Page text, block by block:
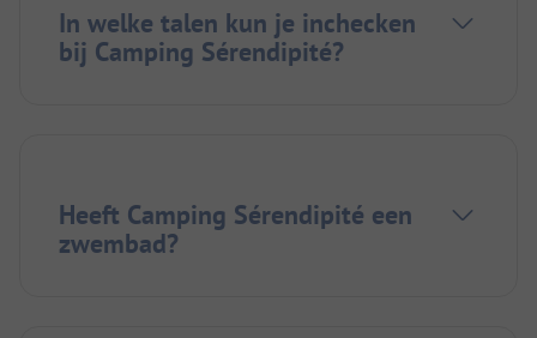
In welke talen kun je inchecken
bij Camping Sérendipité?
Heeft Camping Sérendipité een
zwembad?